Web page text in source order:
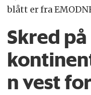
blått er fra
Skred på
n vest